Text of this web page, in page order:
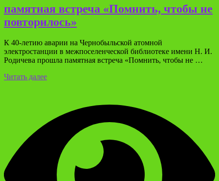
памятная встреча «Помнить, чтобы не
повторилось»
К 40‑летию аварии на Чернобыльской атомной
электростанции в межпоселенческой библиотеке имени Н. И.
Родичева прошла памятная встреча «Помнить, чтобы не …
Читать далее